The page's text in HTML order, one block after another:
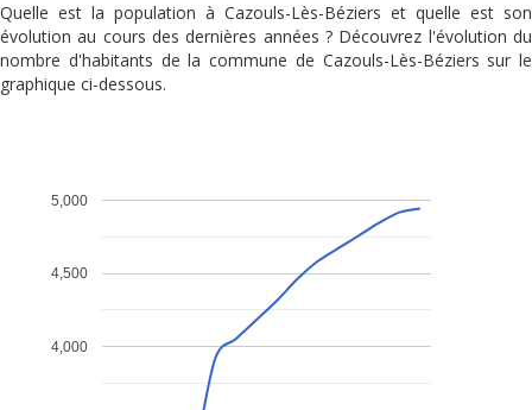
Quelle est la population à Cazouls-Lès-Béziers et quelle est son
évolution au cours des dernières années ? Découvrez l'évolution du
nombre d'habitants de la commune de Cazouls-Lès-Béziers sur le
graphique ci-dessous.
4,000
4,500
5,000